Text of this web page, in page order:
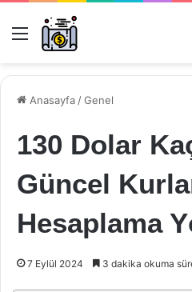
Menü
Anasayfa /Genel
130 Dolar
Güncel
Hesaplama
7 Eylül 2024 3 dakika okuma